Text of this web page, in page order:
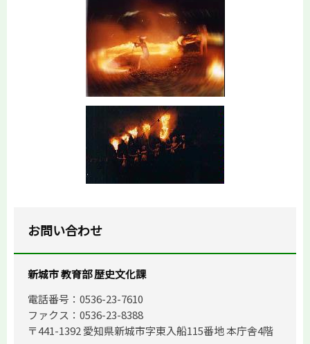
お問い合わせ
新城市 教育部 歴史文化課
電話番号：0536-23-7610
ファクス：0536-23-8388
〒441-1392 愛知県新城市字東入船115番地 本庁舎4階